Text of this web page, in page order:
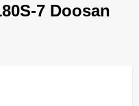
7 Doosan